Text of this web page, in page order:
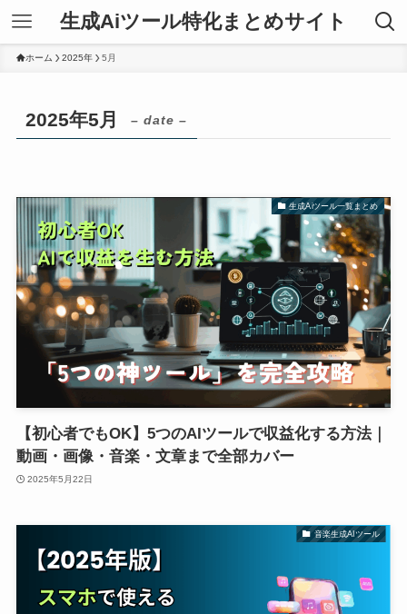
生成Aiツール特化まとめサイト
ホーム 2025年 5月
2025年5月 – date –
生成Aiツール一覧まとめ
【初心者でもOK】5つのAIツールで収益化する方法｜
動画・画像・音楽・文章まで全部カバー
2025年5月22日
音楽生成AIツール